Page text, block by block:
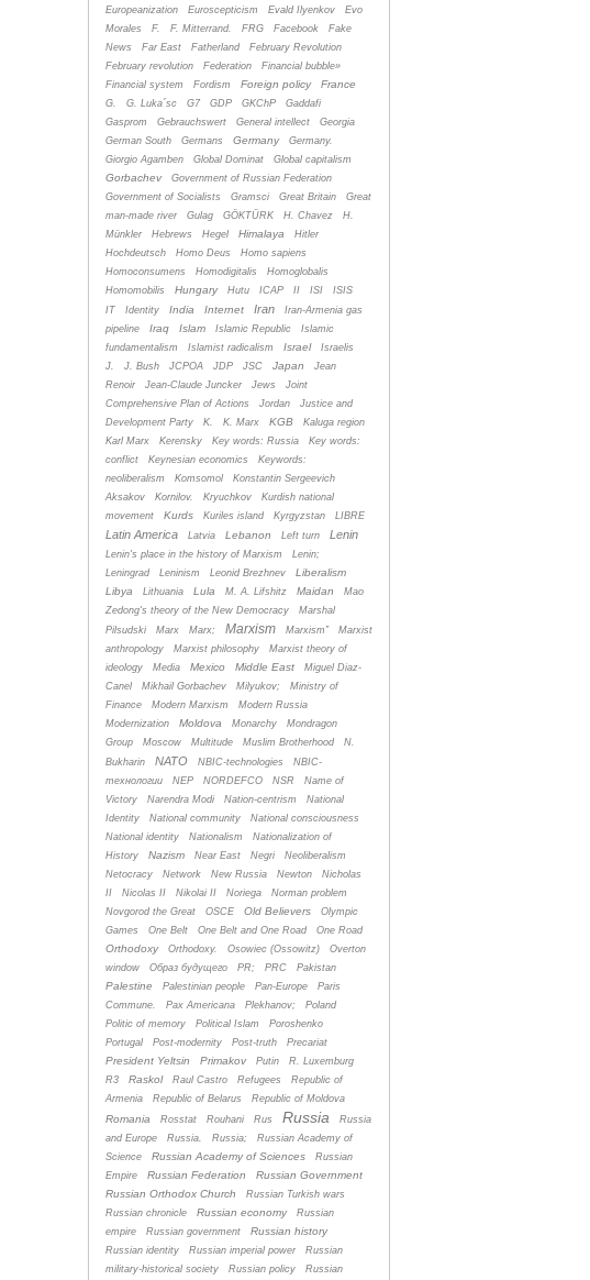
Europeanization
Euroscepticism Evald Ilyenkov
Evo
Morales
F. F. Mitterrand. FRG Facebook
Fake
News
Far East Fatherland
February Revolution
February revolution
Federation
Financial bubble»
Financial system
Fordism Foreign policy France
G. G. Luka´sc G7 GDP GKChP
Gaddafi
Gasprom
Gebrauchswert General intellect
Georgia
German South
Germans Germany
Germany.
Giorgio Agamben
Global Dominat Global capitalism
Gorbachev
Government of Russian Federation
Government of Socialists
Gramsci Great Britain
Great
man-made river
Gulag GÖKTÜRK H. Chavez
H.
Münkler
Hebrews Hegel Himalaya
Hitler
Hochdeutsch
Homo Deus
Homo sapiens
Homoconsumens
Homodigitalis
Homoglobalis
Homomobilis
Hungary Hutu ICAP II ISI
ISIS
IT
Identity India Internet Iran
Iran-Armenia gas
pipeline
Iraq Islam Islamic Republic
Islamic
fundamentalism
Islamist radicalism Israel
Israelis
J.
J. Bush JCPOA JDP JSC Japan
Jean
Renoir
Jean-Claude Juncker Jews
Joint
Comprehensive Plan of Actions
Jordan
Justice and
Development Party
K. K. Marx KGB
Kaluga region
Karl Marx
Kerensky Key words: Russia
Key words:
conflict
Keynesian economics
Keywords:
neoliberalism
Komsomol
Konstantin Sergeevich
Aksakov
Kornilov. Kryuchkov
Kurdish national
movement
Kurds Kuriles island Kyrgyzstan LIBRE
Latin America Latvia Lebanon Left turn Lenin
Lenin's place in the history of Marxism
Lenin;
Leningrad
Leninism Leonid Brezhnev
Liberalism
Libya
Lithuania Lula M. A. Lifshitz Maidan
Mao
Zedong's theory of the New Democracy
Marshal
Pilsudski
Marx Marx; Marxism Marxism”
Marxist
anthropology
Marxist philosophy
Marxist theory of
ideology
Media Mexico Middle East
Miguel Diaz-
Canel
Mikhail Gorbachev Milyukov;
Ministry of
Finance
Modern Marxism
Modern Russia
Modernization
Moldova Monarchy
Mondragon
Group
Moscow Multitude Muslim Brotherhood
N.
Bukharin
NATO NBIC-technologies
NBIC-
технологии
NEP NORDEFCO NSR
Name of
Victory
Narendra Modi Nation-centrism
National
Identity
National community
National consciousness
National identity
Nationalism
Nationalization of
History
Nazism Near East Negri
Neoliberalism
Netocracy
Network New Russia Newton
Nicholas
II
Nicolas II Nikolai II Noriega
Norman problem
Novgorod the Great
OSCE Old Believers
Olympic
Games
One Belt One Belt and One Road One Road
Orthodoxy Orthodoxy. Osowiec (Ossowitz)
Overton
window
Oбраз будущего PR; PRC Pakistan
Palestine Palestinian people Pan-Europe
Paris
Commune.
Pax Americana Plekhanov;
Poland
Politic of memory
Political Islam
Poroshenko
Portugal
Post-modernity Post-truth Precariat
President Yeltsin Primakov Putin
R. Luxemburg
R3
Raskol Raul Castro Refugees
Republic of
Armenia
Republic of Belarus Republic of Moldova
Romania Rosstat Rouhani Rus Russia
Russia
and Europe
Russia. Russia;
Russian Academy of
Science
Russian Academy of Sciences
Russian
Empire
Russian Federation
Russian Government
Russian Orthodox Church
Russian Turkish wars
Russian chronicle
Russian economy
Russian
empire
Russian government Russian history
Russian identity Russian imperial power
Russian
military-historical society
Russian policy Russian